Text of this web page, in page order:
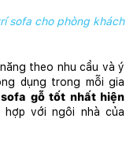
sofa cho phòng khách
theo nhu cầu và ý
dụng trong mỗi gia
gỗ tốt nhất hiện
hợp với ngôi nhà của